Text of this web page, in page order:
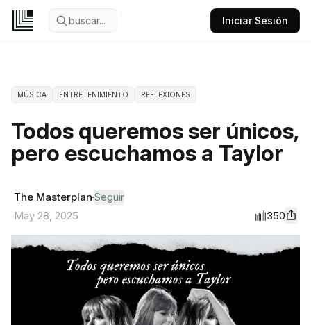
buscar... Iniciar Sesión
MÚSICA ENTRETENIMIENTO REFLEXIONES
Todos queremos ser únicos,
pero escuchamos a Taylor
The Masterplan Seguir
May 28, 2025
350